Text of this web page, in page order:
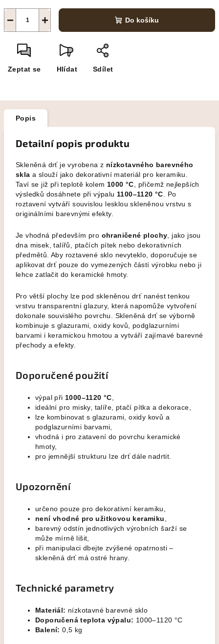
+
− Do košíku
Zeptat se Hlídat Sdílet
Popis
Detailní popis produktu
Skleněná drť je vyrobena z nízkotavného barevného
skla a slouží jako dekorativní materiál pro keramiku.
Taví se již při teplotě kolem 1000 °C , přičemž nejlepších
výsledků dosáhnete při výpalu 1100–1120 °C . Po
roztavení vytváří souvislou lesklou skleněnou vrstvu s
originálními barevnými efekty.
Je vhodná především pro ohraničené plochy , jako jsou
dna misek, talířů, ptačích pítek nebo dekorativních
předmětů. Aby roztavené sklo nevyteklo, doporučuje se
aplikovat drť pouze do vymezených částí výrobku nebo ji
lehce zatlačit do keramické hmoty.
Pro větší plochy lze pod skleněnou drť nanést tenkou
vrstvu transparentní glazury, která napomůže vytvoření
dokonale souvislého povrchu. Skleněná drť se výborně
kombinuje s glazurami, oxidy kovů, podglazurními
barvami i keramickou hmotou a vytváří zajímavé barevné
přechody a efekty.
Doporučené použití
výpal při 1000–1120 °C
ideální pro misky, talíře, ptačí pítka a dekorace,
lze kombinovat s glazurami, oxidy kovů a
podglazurními barvami,
vhodná i pro zatavení do povrchu keramické
hmoty,
pro jemnější strukturu lze drť dále nadrtit.
Upozornění
určeno pouze pro dekorativní keramiku,
není vhodné pro užitkovou keramiku
barevný odstín jednotlivých výrobních šarží se
může mírně lišit,
při manipulaci dbejte zvýšené opatrnosti –
skleněná drť má ostré hrany.
Technické parametry
Materiál: nízkotavné barevné sklo
Doporučená teplota výpalu: 1000–1120 °C
Balení: 0,5 kg